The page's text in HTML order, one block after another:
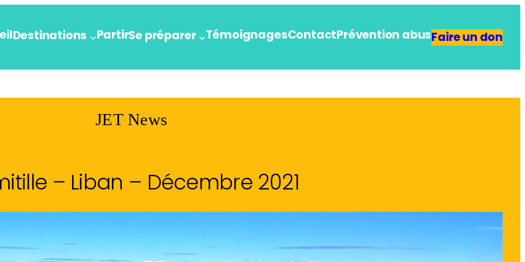
Destinations PartirSe préparer TémoignagesContactPrévention abusFaire un don
JET News
– Liban – Décembre 2021